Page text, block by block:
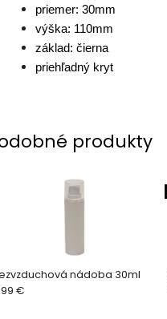
priemer: 30mm
výška: 110mm
základ: čierna
priehľadný kryt
produkty
nádoba 30ml
€